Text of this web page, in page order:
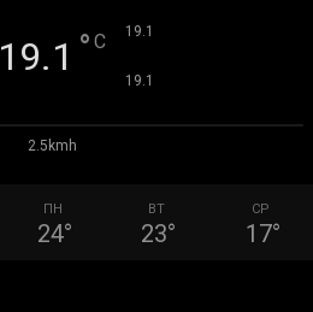
19.1 ° C 19.1
19.1
2.5kmh
ПН
24°
ВТ
23°
СР
17°